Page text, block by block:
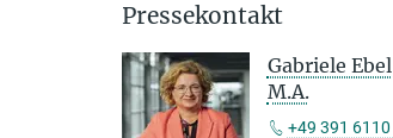
Pressekontakt
Gabriele
M.A.
+49 391